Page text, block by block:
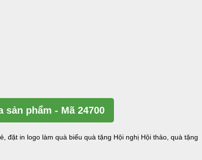
sản phẩm - Mã 24700
đặt in logo làm quà biếu quà tặng Hội nghị Hội thảo, quà tặng